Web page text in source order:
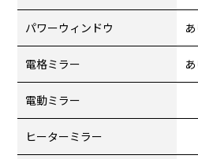
パワーウィンドウ あ
電格ミラー あ
電動ミラー
ヒーターミラー